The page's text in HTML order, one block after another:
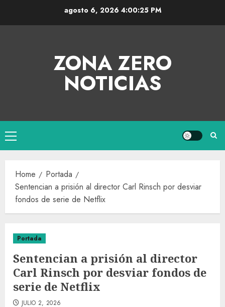
agosto 6, 2026 4:00:25 PM
ZONA ZERO
NOTICIAS
Home
Portada
Sentencian a prisión al director Carl Rinsch por desviar
fondos de serie de Netflix
Portada
Sentencian a prisión al director
Carl Rinsch por desviar fondos de
serie de Netflix
JULIO 2, 2026